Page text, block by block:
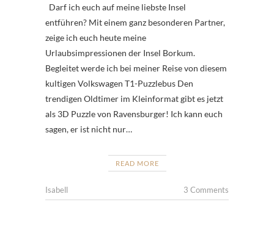
Darf ich euch auf meine liebste Insel
entführen? Mit einem ganz besonderen Partner,
zeige ich euch heute meine
Urlaubsimpressionen der Insel Borkum.
Begleitet werde ich bei meiner Reise von diesem
kultigen Volkswagen T1-Puzzlebus Den
trendigen Oldtimer im Kleinformat gibt es jetzt
als 3D Puzzle von Ravensburger! Ich kann euch
sagen, er ist nicht nur…
READ MORE
Isabell 3 Comments